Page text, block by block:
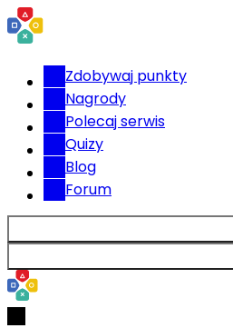
Zdobywaj punkty
Nagrody
Polecaj serwis
Quizy
Blog
Forum